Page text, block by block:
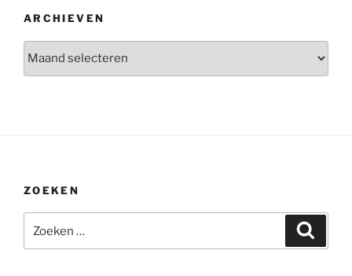
ARCHIEVEN
ZOEKEN
naar: